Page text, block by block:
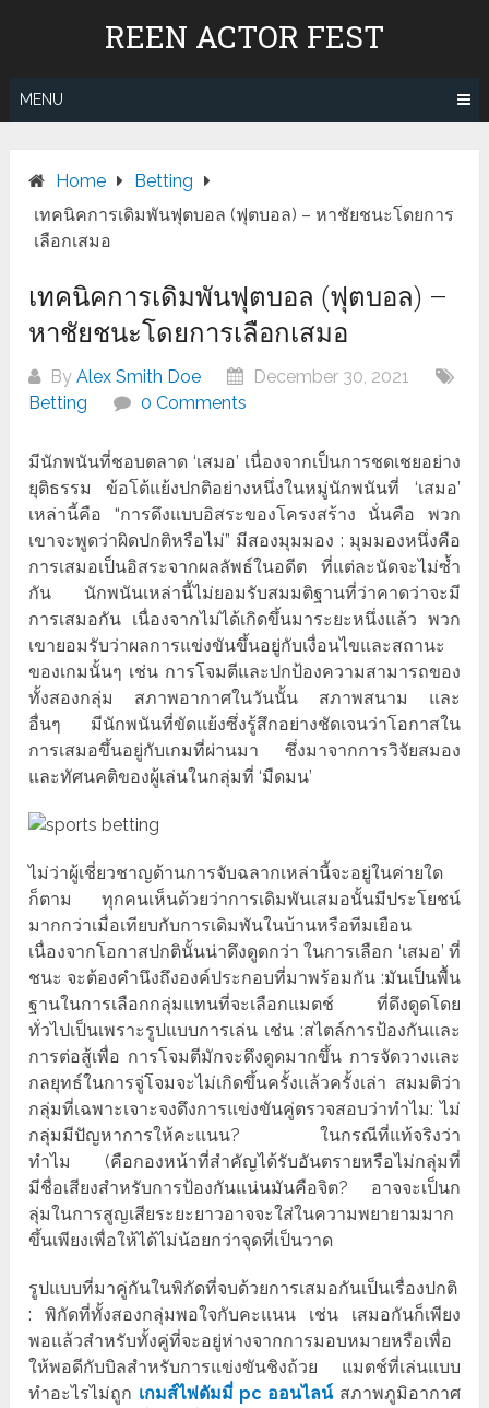
REEN ACTOR FEST
MENU
Home
Betting
เทคนิคการเดิมพันฟุตบอล (ฟุตบอล) – หาชัยชนะโดยการ
เลือกเสมอ
เทคนิคการเดิมพันฟุตบอล (ฟุตบอล) –
หาชัยชนะโดยการเลือกเสมอ
ByAlex Smith Doe
December 30, 2021
Betting
0 Comments
มีนักพนันที่ชอบตลาด ‘เสมอ’ เนื่องจากเป็นการชดเชยอย่าง
ยุติธรรม ข้อโต้แย้งปกติอย่างหนึ่งในหมู่นักพนันที่ ‘เสมอ’
เหล่านี้คือ “การดึงแบบอิสระของโครงสร้าง นั่นคือ พวก
เขาจะพูดว่าผิดปกติหรือไม่” มีสองมุมมอง : มุมมองหนึ่งคือ
การเสมอเป็นอิสระจากผลลัพธ์ในอดีต ที่แต่ละนัดจะไม่ซ้ำ
กัน นักพนันเหล่านี้ไม่ยอมรับสมมติฐานที่ว่าคาดว่าจะมี
การเสมอกัน เนื่องจากไม่ได้เกิดขึ้นมาระยะหนึ่งแล้ว พวก
เขายอมรับว่าผลการแข่งขันขึ้นอยู่กับเงื่อนไขและสถานะ
ของเกมนั้นๆ เช่น การโจมตีและปกป้องความสามารถของ
ทั้งสองกลุ่ม สภาพอากาศในวันนั้น สภาพสนาม และ
อื่นๆ มีนักพนันที่ขัดแย้งซึ่งรู้สึกอย่างชัดเจนว่าโอกาสใน
การเสมอขึ้นอยู่กับเกมที่ผ่านมา ซึ่งมาจากการวิจัยสมอง
และทัศนคติของผู้เล่นในกลุ่มที่ ‘มืดมน’
ไม่ว่าผู้เชี่ยวชาญด้านการจับฉลากเหล่านี้จะอยู่ในค่ายใด
ก็ตาม ทุกคนเห็นด้วยว่าการเดิมพันเสมอนั้นมีประโยชน์
มากกว่าเมื่อเทียบกับการเดิมพันในบ้านหรือทีมเยือน
เนื่องจากโอกาสปกตินั้นน่าดึงดูดกว่า ในการเลือก ‘เสมอ’ ที่
ชนะ จะต้องคำนึงถึงองค์ประกอบที่มาพร้อมกัน :มันเป็นพื้น
ฐานในการเลือกกลุ่มแทนที่จะเลือกแมตช์ ที่ดึงดูดโดย
ทั่วไปเป็นเพราะรูปแบบการเล่น เช่น :สไตล์การป้องกันและ
การต่อสู้เพื่อ การโจมตีมักจะดึงดูดมากขึ้น การจัดวางและ
กลยุทธ์ในการจู่โจมจะไม่เกิดขึ้นครั้งแล้วครั้งเล่า สมมติว่า
กลุ่มที่เฉพาะเจาะจงดึงการแข่งขันคู่ตรวจสอบว่าทำไม: ไม่
กลุ่มมีปัญหาการให้คะแนน? ในกรณีที่แท้จริงว่า
ทำไม (คือกองหน้าที่สำคัญได้รับอันตรายหรือไม่กลุ่มที่
มีชื่อเสียงสำหรับการป้องกันแน่นมันคือจิต? อาจจะเป็นก
ลุ่มในการสูญเสียระยะยาวอาจจะใส่ในความพยายามมาก
ขึ้นเพียงเพื่อให้ได้ไม่น้อยกว่าจุดที่เป็นวาด
รูปแบบที่มาคู่กันในพิกัดที่จบด้วยการเสมอกันเป็นเรื่องปกติ
: พิกัดที่ทั้งสองกลุ่มพอใจกับคะแนน เช่น เสมอกันก็เพียง
พอแล้วสำหรับทั้งคู่ที่จะอยู่ห่างจากการมอบหมายหรือเพื่อ
ให้พอดีกับบิลสำหรับการแข่งขันชิงถ้วย แมตช์ที่เล่นแบบ
ทำอะไรไม่ถูก เกมส์ไพ่ดัมมี่pc ออนไลน์สภาพภูมิอากาศ